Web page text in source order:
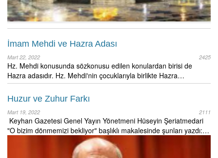
İmam Mehdi ve Hazra Adası
Mart 22, 2022 2425
Hz. Mehdi konusunda sözkonusu edilen konulardan birisi de
Hazra adasıdır. Hz. Mehdi'nin çocuklarıyla birlikte Hazra…
Huzur ve Zuhur Farkı
Mart 19, 2022 2111
Keyhan Gazetesi Genel Yayın Yönetmeni Hüseyin Şeriatmedari
"O bizim dönmemizi bekliyor" başlıklı makalesinde şunları yazdı:…